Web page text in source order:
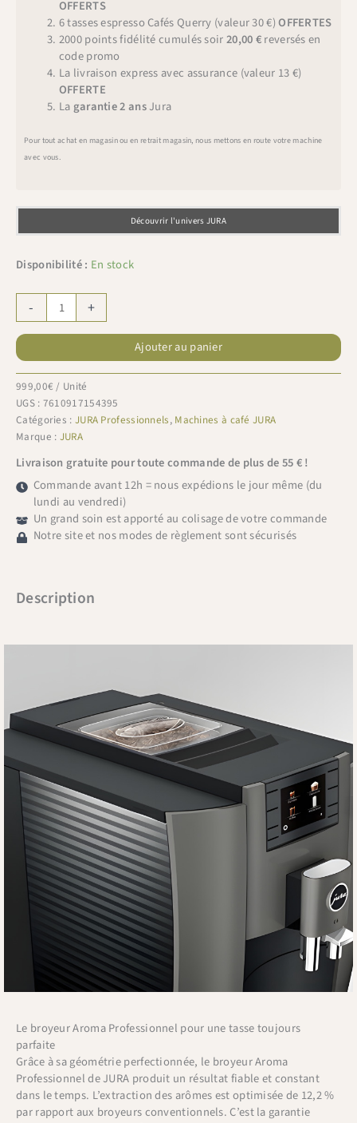
OFFERTS
6 tasses espresso Cafés Querry (valeur 30 €)OFFERTES
2000 points fidélité cumulés soir20,00 €reversés en
code promo
La livraison express avec assurance (valeur 13 €)
OFFERTE
Lagarantie 2 ansJura
Pour tout achat en magasin ou en retrait magasin, nous mettons en route votre machine
avec vous.
Découvrir l'univers JURA
Disponibilité : En stock
-
de
JURA
E6
Dark
Inox
+
Ajouter au panier
999,00€ / Unité
UGS : 7610917154395
Catégories : JURA Professionnels, Machines à café JURA
Marque : JURA
Livraison gratuite pour toute commande de plus de 55 € !
Commande avant 12h = nous expédions le jour même (du
lundi au vendredi)
Un grand soin est apporté au colisage de votre commande
Notre site et nos modes de règlement sont sécurisés
Description
Le broyeur Aroma Professionnel pour une tasse toujours
parfaite
Grâce à sa géométrie perfectionnée, le broyeur Aroma
Professionnel de JURA produit un résultat fiable et constant
dans le temps. L’extraction des arômes est optimisée de 12,2 %
par rapport aux broyeurs conventionnels. C’est la garantie